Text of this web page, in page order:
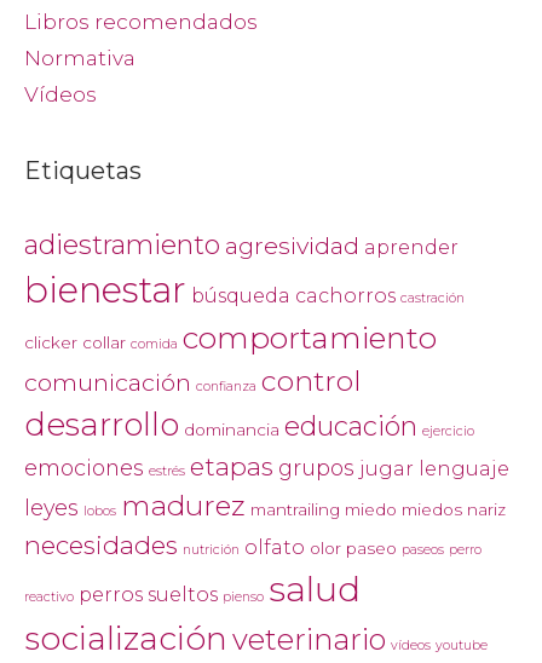
Libros recomendados
Normativa
Vídeos
Etiquetas
adiestramiento agresividad aprender
bienestar búsqueda cachorros castración
clicker collar comida comportamiento
comunicación confianza control
desarrollo dominancia educación ejercicio
emociones estrés etapas grupos jugar lenguaje
leyes lobos madurez mantrailing miedo miedos nariz
necesidades nutrición olfato olor paseo paseos perro
reactivo perros sueltos pienso salud
socialización veterinario vídeos youtube